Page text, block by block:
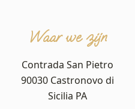
Waar we zijn
Contrada San Pietro
90030 Castronovo di
Sicilia PA